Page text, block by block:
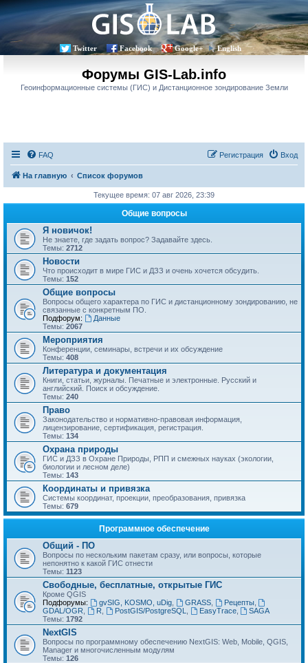
Twitter Facebook Google+ English
Форумы GIS-Lab.info
Геоинформационные системы (ГИС) и Дистанционное зондирование Земли
FAQ Вход
Регистрация
На главную Список форумов
Текущее время: 07 авг 2026, 23:39
Общие вопросы
Я новичок!
Не знаете, где задать вопрос? Задавайте здесь.
Темы: 2712
Новости
Что происходит в мире ГИС и ДЗЗ и очень хочется обсудить.
Темы: 152
Общие вопросы
Вопросы общего характера по ГИС и дистанционному зондированию, не
связанные с конкретным ПО.
Подфорум:
Данные
Темы: 2067
Мероприятия
Конференции, семинары, встречи и их обсуждение
Темы: 408
Литература и документация
Книги, статьи, журналы. Печатные и электронные. Русский и
английский. Поиск и обсуждение.
Темы: 240
Право
Законодательство и нормативно-правовая информация,
лицензирование, сертификация, регистрация.
Темы: 134
Охрана природы
ГИС и ДЗЗ в Охране Природы, РПП и смежных науках (экологии,
биологии и лесном деле)
Темы: 143
Координаты и привязка
Системы координат, проекции, преобразования, привязка
Темы: 679
Программное обеспечение
Общий - ПО
Вопросы по нескольким пакетам сразу, или вопросы, которые
непонятно к какой ГИС отнести
Темы: 1123
Свободные, бесплатные, открытые ГИС
Кроме QGIS
Подфорумы:
gvSIG, KOSMO, uDig, GRASS, Рецепты,
GDAL/OGR
R PostGIS/PostgreSQL EasyTrace,
SAGA
Темы: 1792
NextGIS
Вопросы по программному обеспечению NextGIS: Web, Mobile, QGIS,
Manager и многочисленным модулям
Темы: 126